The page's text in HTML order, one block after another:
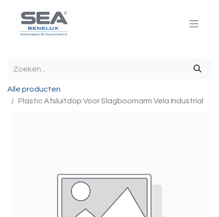
Alle producten
Plastic Afsluitdop Voor Slagboomarm Vela Industrial